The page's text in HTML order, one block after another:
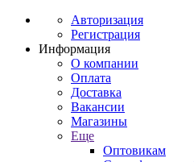
Авторизация
Регистрация
Информация
О компании
Оплата
Доставка
Вакансии
Магазины
Еще
Оптовикам